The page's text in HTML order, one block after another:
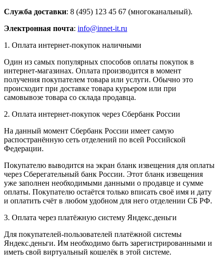
Служба доставки: 8 (495) 123 45 67 (многоканальный).
Электронная почта: info@innet-it.ru
1. Оплата интернет-покупок наличными
Один из самых популярных способов оплаты покупок в
интернет-магазинах. Оплата производится в момент
получения покупателем товара или услуги. Обычно это
происходит при доставке товара курьером или при
самовывозе товара со склада продавца.
2. Оплата интернет-покупок через Сбербанк России
На данный момент Сбербанк России имеет самую
распостранённую сеть отделений по всей Российской
Федерации.
Покупателю выводится на экран бланк извещения для оплаты
через Сберегательный банк России. Этот бланк извещения
уже заполнен необходимыми данными о продавце и сумме
оплаты. Покупателю остаётся только вписать своё имя и дату
и оплатить счёт в любом удобном для него отделении СБ РФ.
3. Оплата через платёжную систему Яндекс.деньги
Для покупателей-пользователей платёжной системы
Яндекс.деньги. Им необходимо быть зарегистрированными и
иметь свой виртуальный кошелёк в этой системе.